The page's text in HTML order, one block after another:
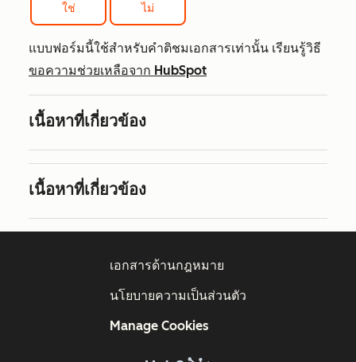
ใช่ ไม่
แบบฟอร์มนี้ใช้สำหรับคำติชมเอกสารเท่านั้น เรียนรู้วิธี
ขอความช่วยเหลือจาก HubSpot
เนื้อหาที่เกี่ยวข้อง
เนื้อหาที่เกี่ยวข้อง
เอกสารด้านกฎหมาย
นโยบายความเป็นส่วนตัว
Manage Cookies